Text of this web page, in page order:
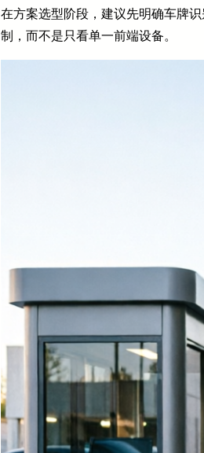
在方案选型阶段，建议先明确车牌
制，而不是只看单一前端设备。